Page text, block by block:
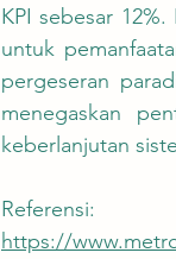
KPI sebesar
untuk
pergeseran
menegaskan
keberlanjutan
Referensi:
https://